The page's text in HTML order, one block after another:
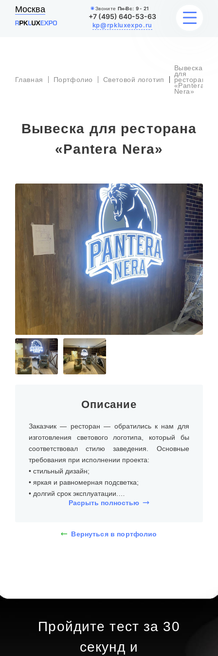
Москва Звоните Пн-Вс: 9 - 21
+7 (495) 640-53-63
kp@rpkluxexpo.ru
ВЫВЕСКИ
ЦЕНЫ
КАТАЛОГ
БЛОГ
Главная Портфолио Световой логотип
Вывеска
для
ресторана
«Pantera
Nera»
Вывеска для ресторана
«Pantera Nera»
Описание
Заказчик — ресторан — обратились к нам для
изготовления светового логотипа, который бы
соответствовал стилю заведения. Основные
требования при исполнении проекта:
• стильный дизайн;
• яркая и равномерная подсветка;
• долгий срок эксплуатации.
и дизайну светового логотипа из пластика.
логотипа, подобрали материалы: задняя часть
Расрыть полностью
Вернуться в портфолио
Пройдите тест за 30
секунд и